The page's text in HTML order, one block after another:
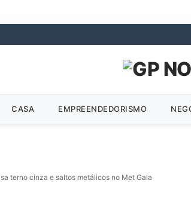
CASA EMPREENDEDORISMO
terno cinza e saltos metálicos no Met Gala